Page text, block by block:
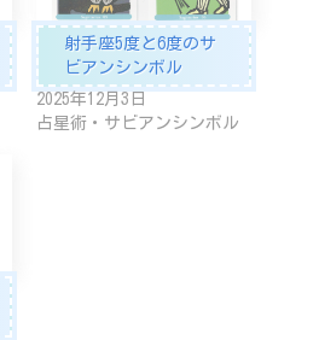
射手座5度と6度のサ
ビアンシンボル
2025年12月3日
占星術・サビアンシンボル